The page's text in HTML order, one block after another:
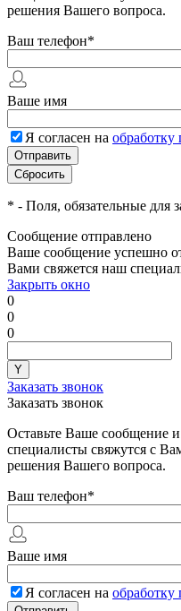
решения Вашего вопроса.
Ваш телефон*
Ваше имя
Я согласен на
* - Поля, обязательные для
Сообщение отправлено
Ваше сообщение успешно
Вами свяжется наш
Закрыть окно
0
0
0
Заказать звонок
Заказать звонок
Оставьте Ваше сообщение
специалисты свяжутся с
решения Вашего вопроса.
Ваш телефон*
Ваше имя
Я согласен на